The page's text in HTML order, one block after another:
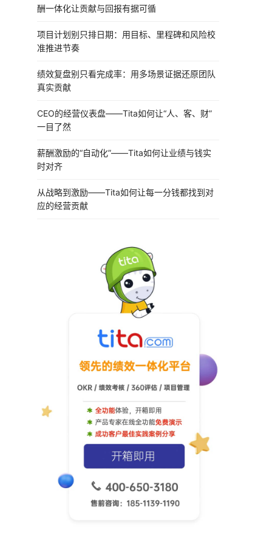
酬一体化让贡献与回报有据可循
项目计划别只排日期：用目标、里程碑和风险校
准推进节奏
绩效复盘别只看完成率：用多场景证据还原团队
真实贡献
CEO的经营仪表盘——Tita如何让“人、客、财”
一目了然
薪酬激励的“自动化”——Tita如何让业绩与钱实
时对齐
从战略到激励——Tita如何让每一分钱都找到对
应的经营贡献